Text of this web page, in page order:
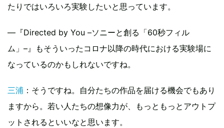
たりではいろいろ実験したいと思っています。
―『Directed by You –ソニーと創る「60秒フィル
ム」–』もそういったコロナ以降の時代における実験場に
なっているのかもしれないですね。
三浦 ：そうですね。自分たちの作品を届ける機会でもあり
ますから。若い人たちの想像力が、もっともっとアウトプ
ットされるといいなと思います。